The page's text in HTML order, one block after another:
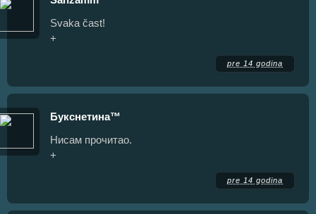
Svaka čast!
+
pre 14 godina
Букснетина™
Нисам прочитао.
+
pre 14 godina